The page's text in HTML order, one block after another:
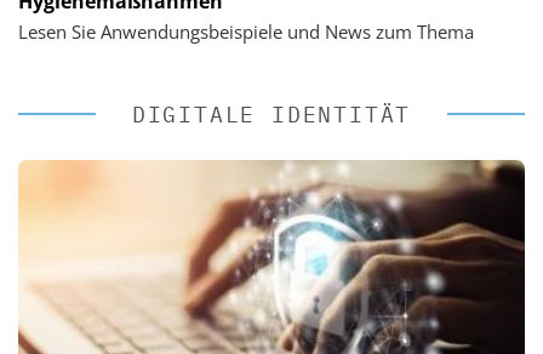
Lesen Sie Anwendungsbeispiele und News zum Thema
DIGITALE IDENTITÄT